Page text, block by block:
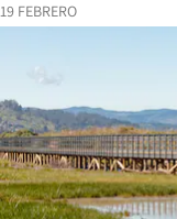
19 FEBRERO